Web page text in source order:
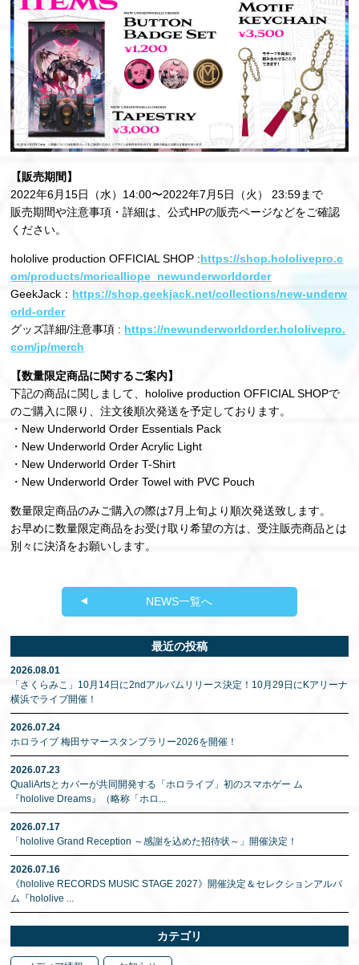
【販売期間】
2022年6⽉15⽇（⽔）14:00〜2022年7⽉5⽇（⽕） 23:59まで
販売期間や注意事項・詳細は、公式HPの販売ページなどをご確認
ください。
hololive production OFFICIAL SHOP :https://shop.hololivepro.c
om/products/moricalliope_newunderworldorder
GeekJack： https://shop.geekjack.net/collections/new-underw
orld-order
グッズ詳細/注意事項 : https://newunderworldorder.hololivepro.
com/jp/merch
【数量限定商品に関するご案内】
下記の商品に関しまして、hololive production OFFICIAL SHOPで
のご購⼊に限り、注⽂後順次発送を予定しております。
・New Underworld Order Essentials Pack
・New Underworld Order Acrylic Light
・New Underworld Order T-Shirt
・New Underworld Order Towel with PVC Pouch
数量限定商品のみご購⼊の際は7⽉上旬より順次発送致します。
お早めに数量限定商品をお受け取り希望の⽅は、受注販売商品とは
別々に決済をお願いします。
NEWS一覧へ
最近の投稿
2026.08.01
「さくらみこ」10月14日に2ndアルバムリリース決定！10月29日にKアリーナ
横浜でライブ開催！
2026.07.24
ホロライブ 梅田サマースタンプラリー2026を開催！
2026.07.23
QualiArtsとカバーが共同開発する「ホロライブ」初のスマホゲー ム
『hololive Dreams』（略称「ホロ
2026.07.17
「hololive Grand Reception ～感謝を込めた招待状～」開催決定！
2026.07.16
《hololive RECORDS MUSIC STAGE 2027》開催決定＆セレクションアルバ
ム『hololive
カテゴリ